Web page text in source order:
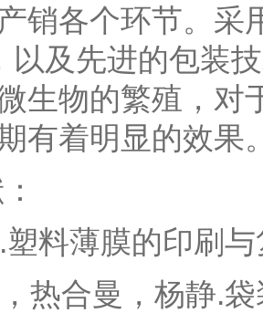
销各个环节。采
以及先进的包装
生物的繁殖，对
有着明显的效果
塑料薄膜的印刷
热合曼，杨静.